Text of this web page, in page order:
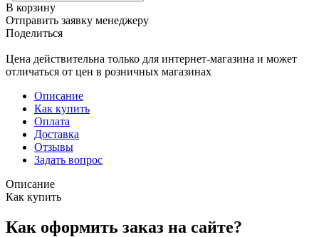
В корзину
Отправить заявку менеджеру
Поделиться
Цена действительна только для интернет-магазина и может
отличаться от цен в розничных магазинах
Описание
Как купить
Оплата
Доставка
Отзывы
Задать вопрос
Описание
Как купить
Как оформить заказ на сайте?